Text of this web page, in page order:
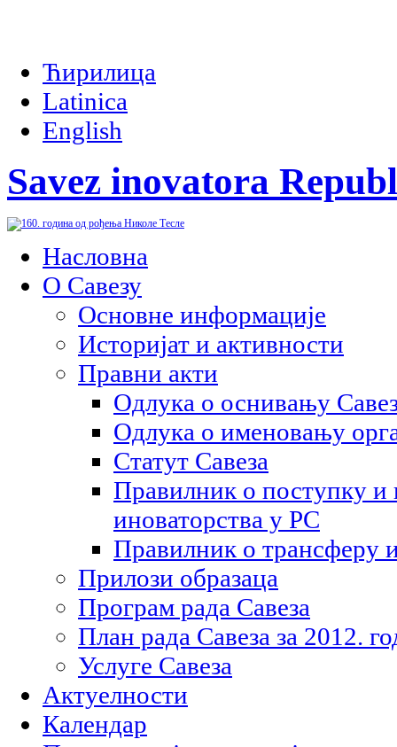
Ћирилица
Latinica
English
Savez inovatora
Насловна
О Савезу
Основне информације
Историјат и активности
Правни акти
Одлука о оснивању
Одлука о именовању
Статут Савеза
Правилник о поступку и
иноваторства у РС
Правилник о трансферу
Прилози образаца
Програм рада Савеза
План рада Савеза за 2012.
Услуге Савеза
Актуелности
Календар